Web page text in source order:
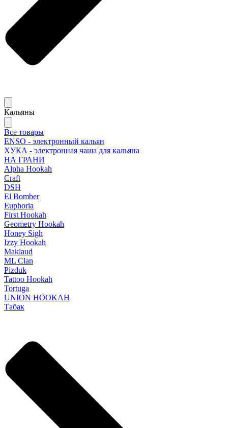
Кальяны
Все товары
ENSO - электронный кальян
ХУКА - электронная чаша для кальяна
НА ГРАНИ
Alpha Hookah
Craft
DSH
El Bomber
Euphoria
First Hookah
Geometry Hookah
Honey Sigh
Izzy Hookah
Maklaud
ML Clan
Pizduk
Tattoo Hookah
Tortuga
UNION HOOKAH
Табак